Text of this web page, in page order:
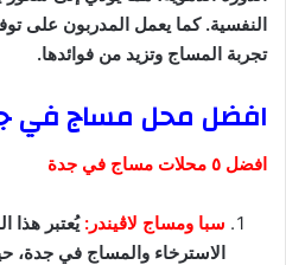
النفسية. كما يعمل المدربون على
تجربة المساج وتزيد من فوائدها.
افضل محل مساج في
افضل ٥ محلات مساج في جدة
سبا ومساج لاڤيندر: يُعتبر هذا
الاسترخاء والمساج في